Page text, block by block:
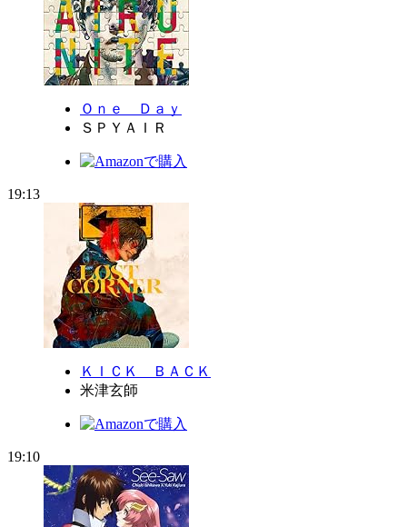
Ｏｎｅ Ｄａｙ
ＳＰＹＡＩＲ
19:13
ＫＩＣＫ ＢＡＣＫ
米津玄師
19:10